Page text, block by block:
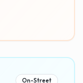
On-Street